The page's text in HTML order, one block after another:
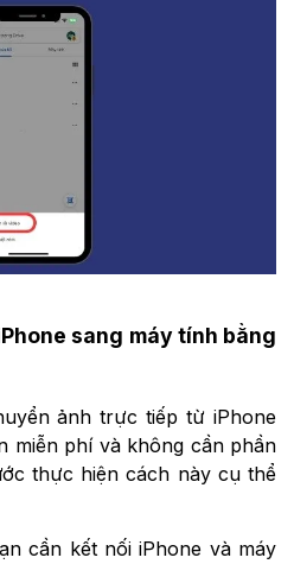
sang máy tính bằng
ảnh trực tiếp từ iPhone
miễn phí và không cần phần
thực hiện cách này cụ thể
cần kết nối iPhone và máy